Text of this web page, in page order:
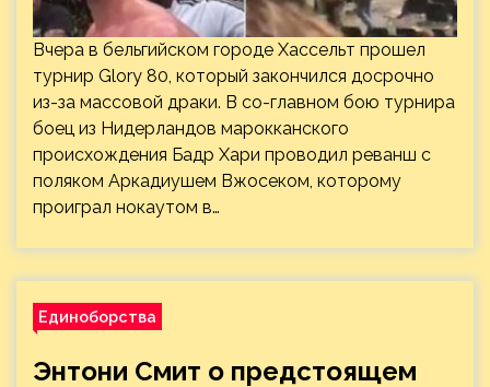
Вчера в бельгийском городе Хассельт прошел
турнир Glory 80, который закончился досрочно
из-за массовой драки. В со-главном бою турнира
боец из Нидерландов марокканского
происхождения Бадр Хари проводил реванш с
поляком Аркадиушем Вжосеком, которому
проиграл нокаутом в…
Единоборства
Энтони Смит о предстоящем